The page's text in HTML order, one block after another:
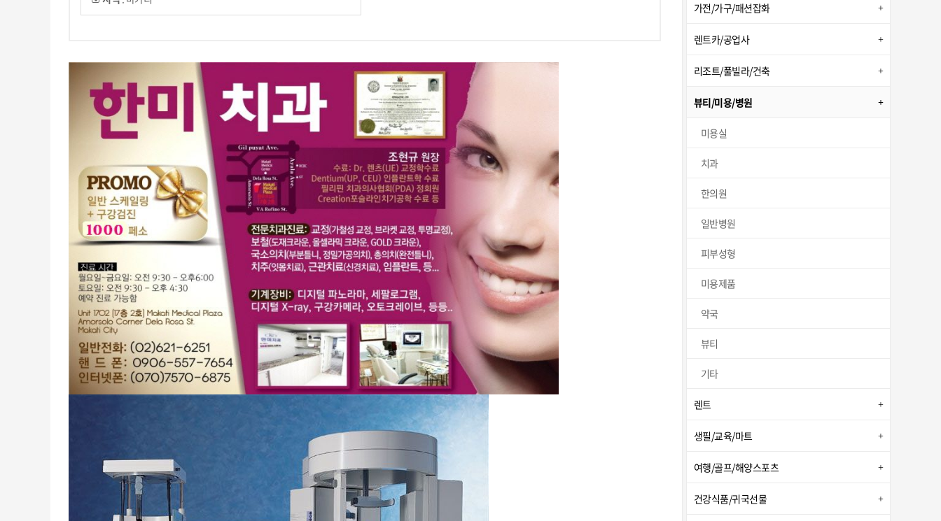
가전/가구/패션잡화
렌트카/공업사
리조트/풀빌라/건축
뷰티/미용/병원
미용실
치과
한의원
일반병원
피부성형
미용제품
약국
뷰티
기타
렌트
생필/교육/마트
여행/골프/해양스포츠
건강식품/귀국선물